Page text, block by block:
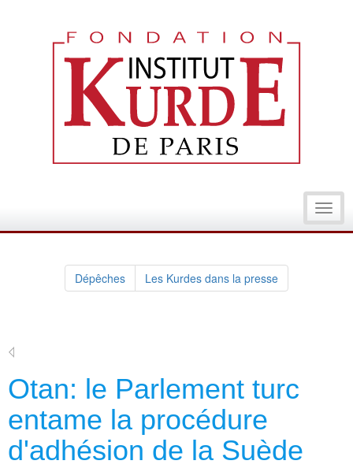
Dépêches Les Kurdes dans la presse
Otan: le Parlement turc
entame la procédure
d'adhésion de la Suède